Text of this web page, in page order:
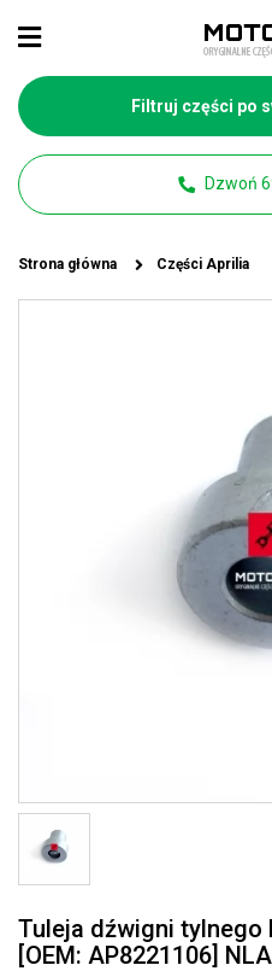
Filtruj części po
Dzwoń
Strona główna Części Aprilia
Tuleja dźwigni tylnego
[OEM: AP8221106] NLA